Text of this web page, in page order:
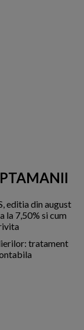
editia din august
la 7,50% si cum
tratament